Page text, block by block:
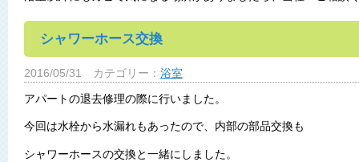
シャワーホース交換
2016/05/31 カテゴリー： 浴室
アパートの退去修理の際に行いました。
今回は水栓から水漏れもあったので、内部の部品交換も
シャワーホースの交換と一緒にしました。